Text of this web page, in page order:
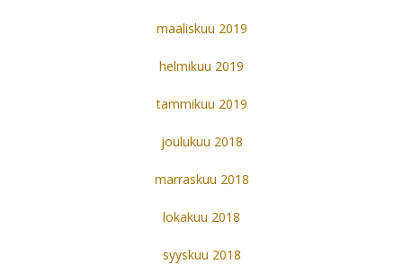
maaliskuu 2019
helmikuu 2019
tammikuu 2019
joulukuu 2018
marraskuu 2018
lokakuu 2018
syyskuu 2018